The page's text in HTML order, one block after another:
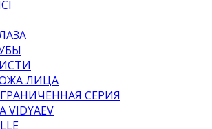
ЛИЦА
СЕРИЯ
VIDYAEV